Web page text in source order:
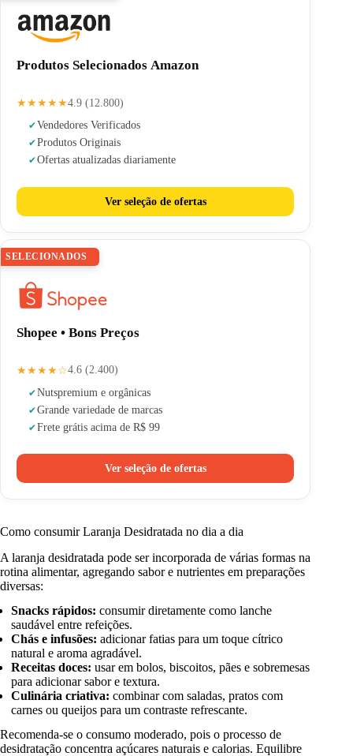
Produtos Selecionados Amazon
★★★★★4.9 (12.800)
Vendedores Verificados
Produtos Originais
Ofertas atualizadas diariamente
Ver seleção de ofertas
SELECIONADOS
Shopee • Bons Preços
★★★★☆4.6 (2.400)
Nutspremium e orgânicas
Grande variedade de marcas
Frete grátis acima de R$ 99
Ver seleção de ofertas
Como consumir Laranja Desidratada no dia a dia
A laranja desidratada pode ser incorporada de várias formas na
rotina alimentar, agregando sabor e nutrientes em preparações
diversas:
Snacks rápidos: consumir diretamente como lanche
saudável entre refeições.
Chás e infusões: adicionar fatias para um toque cítrico
natural e aroma agradável.
Receitas doces: usar em bolos, biscoitos, pães e sobremesas
para adicionar sabor e textura.
Culinária criativa: combinar com saladas, pratos com
carnes ou queijos para um contraste refrescante.
Recomenda-se o consumo moderado, pois o processo de
desidratação concentra açúcares naturais e calorias. Equilibre